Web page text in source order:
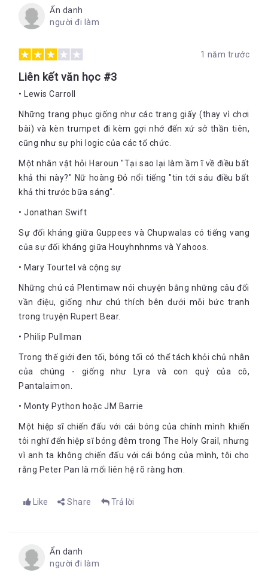
Ẩn danh
người đi làm
1 năm trước
Liên kết văn học #3
• Lewis Carroll
Những trang phục giống như các trang giấy (thay vì chơi
bài) và kèn trumpet đi kèm gợi nhớ đến xứ sở thần tiên,
cũng như sự phi logic của các tổ chức.
Một nhân vật hỏi Haroun "Tại sao lại làm ầm ĩ về điều bất
khả thi này?" Nữ hoàng Đỏ nổi tiếng "tin tới sáu điều bất
khả thi trước bữa sáng".
• Jonathan Swift
Sự đối kháng giữa Guppees và Chupwalas có tiếng vang
của sự đối kháng giữa Houyhnhnms và Yahoos.
• Mary Tourtel và cộng sự
Những chú cá Plentimaw nói chuyện bằng những câu đối
vần điệu, giống như chú thích bên dưới mỗi bức tranh
trong truyện Rupert Bear.
• Philip Pullman
Trong thế giới đen tối, bóng tối có thể tách khỏi chủ nhân
của chúng - giống như Lyra và con quỷ của cô,
Pantalaimon.
• Monty Python hoặc JM Barrie
Một hiệp sĩ chiến đấu với cái bóng của chính mình khiến
tôi nghĩ đến hiệp sĩ bóng đêm trong The Holy Grail, nhưng
vì anh ta không chiến đấu với cái bóng của mình, tôi cho
rằng Peter Pan là mối liên hệ rõ ràng hơn.
Like Share Trả lời
Ẩn danh
người đi làm